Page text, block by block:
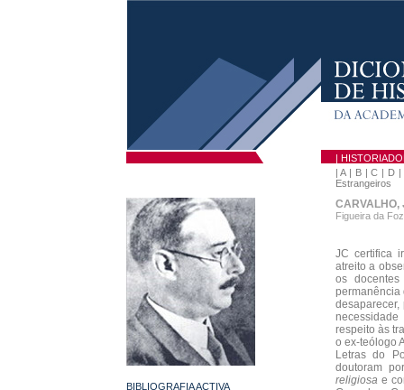
|
|A| B|C | D |
Estrangeiros
BIBLIOGRAFIA ACTIVA
CARVALHO,
Figueira da
JC certifica
atreito a
os
permanência
respeito às
o ex-teólogo
Letras do
doutoram
religiosa e